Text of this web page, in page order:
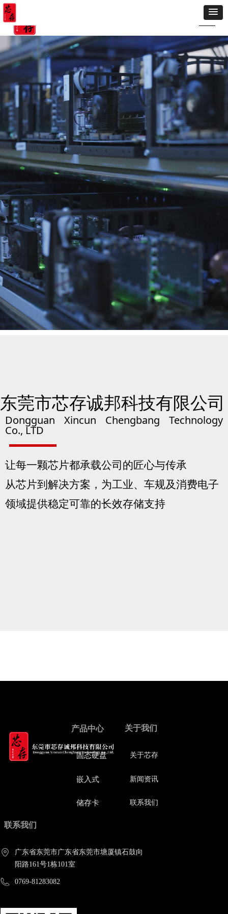
ꀅ
让每一颗芯片都承载公司的匠心与传承
从芯片到解决方案，为工业、车规及消费电子
领域提供稳定可靠的长效存储支持
东莞市芯存诚邦科技有限公司
Dongguan Xincun Chengbang Technology
Co., LTD
产品中心
固态硬盘
嵌入式
储存卡
关于芯存
新闻资讯
联系我们
关于我们
联系我们
广东省东莞市广东省东莞市塘厦镇石鼓向
阳路161号1栋101室
0769-81283082